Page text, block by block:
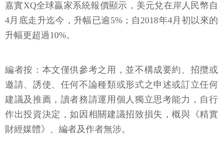
嘉實XQ全球贏家系統報價顯示，美元兌在岸人民幣自
4月底走升迄今，升幅已逾5%；自2018年4月初以來的
升幅更超過10%。
編者按：本文僅供參考之用，並不構成要約、招攬或
邀請、誘使、任何不論種類或形式之申述或訂立任何
建議及推薦，讀者務請運用個人獨立思考能力，自行
作出投資決定，如因相關建議招致損失，概與《精實
財經媒體》、編者及作者無涉。